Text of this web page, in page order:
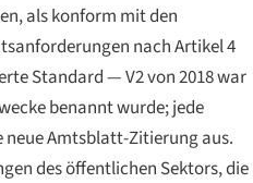
als konform mit den
nach Artikel 4
Standard — V2 von 2018 war
benannt wurde; jede
neue Amtsblatt-Zitierung aus.
des öffentlichen Sektors, die